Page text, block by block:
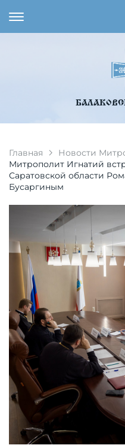
Главная
Новости
Митрополит Игнатий
Саратовской области
Бусаргиным